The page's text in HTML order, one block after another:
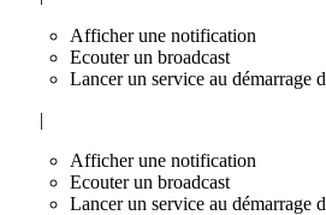
Afficher une notification
Ecouter un broadcast
Lancer un service au démarrage
|
Afficher une notification
Ecouter un broadcast
Lancer un service au démarrage